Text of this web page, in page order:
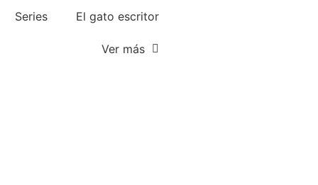
Series El gato escritor
Ver más